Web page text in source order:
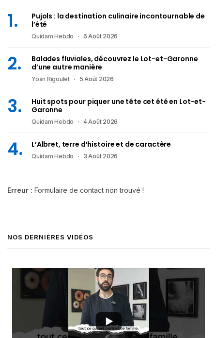
Pujols : la destination culinaire incontournable de
l’été
Quidam Hebdo 6 Août 2026
Balades fluviales, découvrez le Lot-et-Garonne
d’une autre manière
Yoan Rigoulet 5 Août 2026
Huit spots pour piquer une tête cet été en Lot-et-
Garonne
Quidam Hebdo 4 Août 2026
L’Albret, terre d’histoire et de caractère
Quidam Hebdo 3 Août 2026
Erreur : Formulaire de contact non trouvé !
NOS DERNIÈRES VIDÉOS